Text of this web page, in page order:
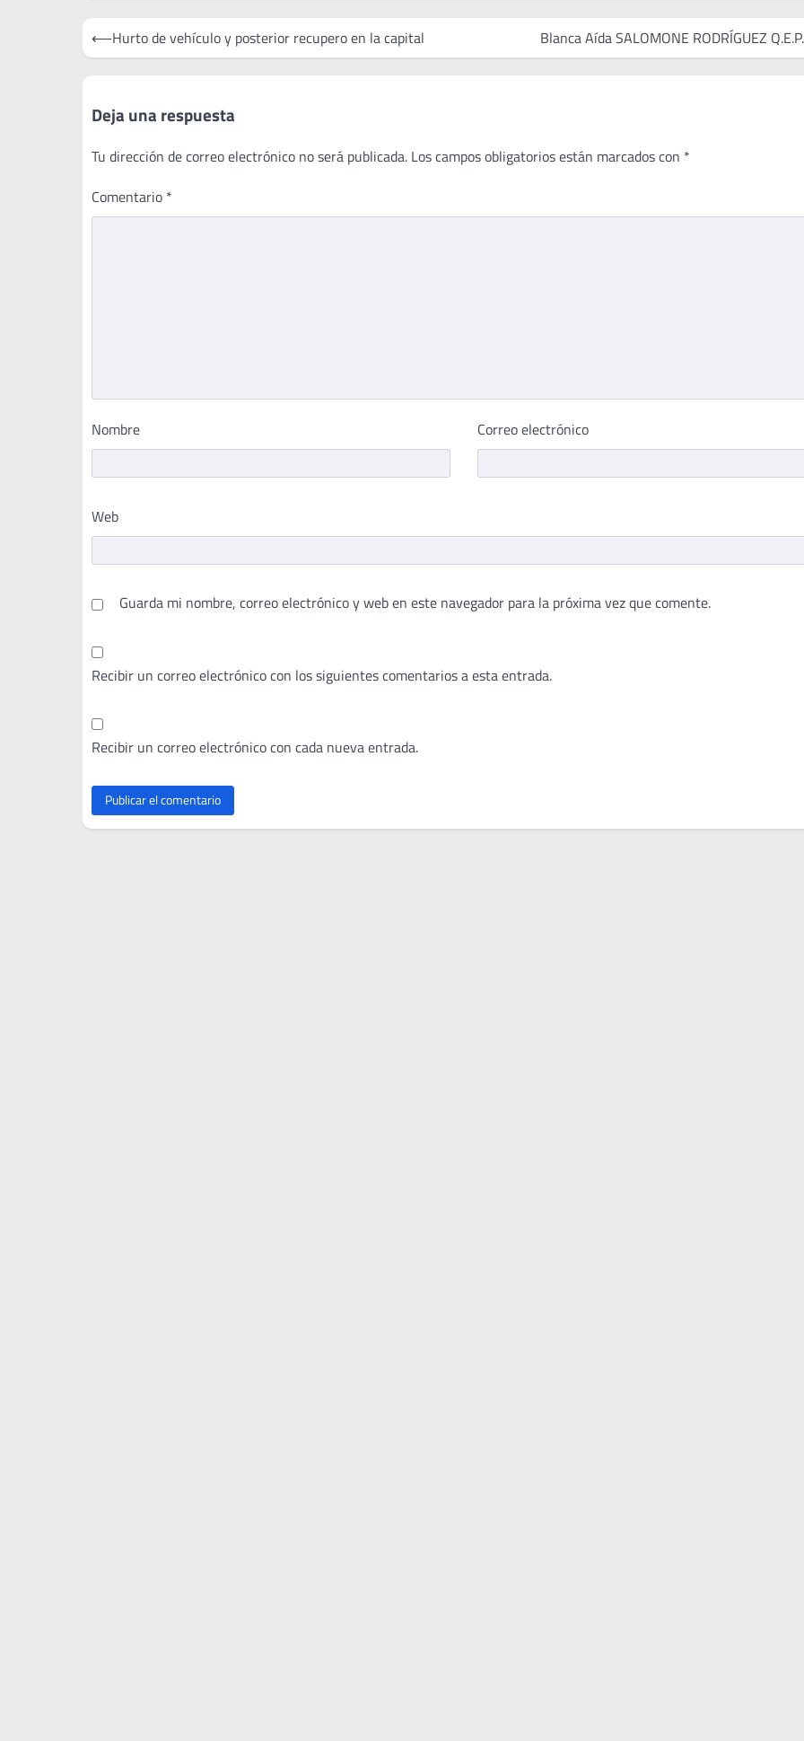
Navegación
de
entradas
⟵Hurto de vehículo y posterior recupero en la capital Blanca Aída SALOMONE RODRÍGUEZ
Deja una respuesta
Tu dirección de correo electrónico no será publicada. Los campos obligatorios están marcados con *
Comentario *
Nombre Correo electrónico
Web
Guarda mi nombre, correo electrónico y web en este navegador para la próxima vez que comente.
Recibir un correo electrónico con los siguientes comentarios a esta entrada.
Recibir un correo electrónico con cada nueva entrada.